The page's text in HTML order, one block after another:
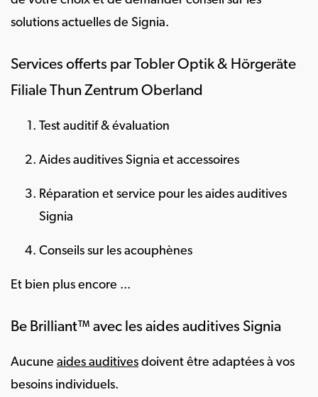
solutions actuelles de Signia.
Services offerts par Tobler Optik & Hörgeräte
Filiale Thun Zentrum Oberland
Test auditif & évaluation
Aides auditives Signia et accessoires
Réparation et service pour les aides auditives
Signia
Conseils sur les acouphènes
Et bien plus encore ...
Be Brilliant™ avec les aides auditives Signia
Aucune aides auditives doivent être adaptées à vos
besoins individuels.